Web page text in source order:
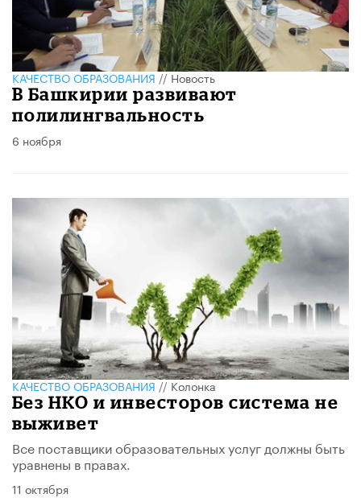
КАЧЕСТВО ОБРАЗОВАНИЯ//Новость
В Башкирии развивают
полилингвальность
6 ноября
КАЧЕСТВО ОБРАЗОВАНИЯ//Колонка
Без НКО и инвесторов система не
выживет
Все поставщики образовательных услуг должны быть
уравнены в правах.
11 октября